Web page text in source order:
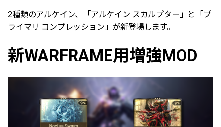
2種類のアルケイン、「アルケイン スカルプター」と「プ
ライマリ コンプレッション」が新登場します。
新WARFRAME用増強MOD